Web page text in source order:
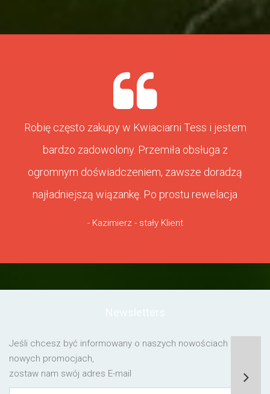
Robię często zakupy w Kwiaciarni Tess i jestem
bardzo zadowolony. Przemiła obsługa z
ogromnym doświadczeniem, zawsze doradzą
najładniejszą wiązankę. Po prostu rewelacja
- Kazimierz - stały Klient
Jeśli chcesz być informowany o naszych nowościach lub o
nowych promocjach,
zostaw nam swój adres E-mail